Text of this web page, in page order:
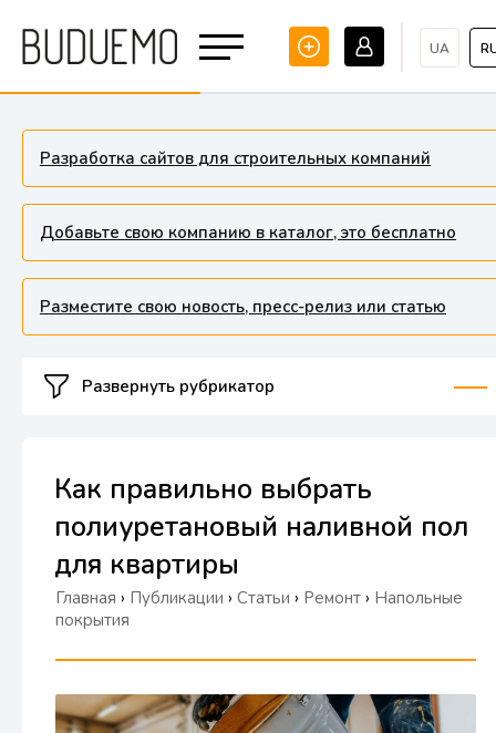
UA
Разработка сайтов для строительных компаний
Добавьте свою компанию в каталог, это бесплатно
Разместите свою новость, пресс-релиз или статью
Развернуть рубрикатор
Как правильно выбрать
полиуретановый наливной пол
для квартиры
Главная › Публикации › Статьи › Ремонт › Напольные
покрытия